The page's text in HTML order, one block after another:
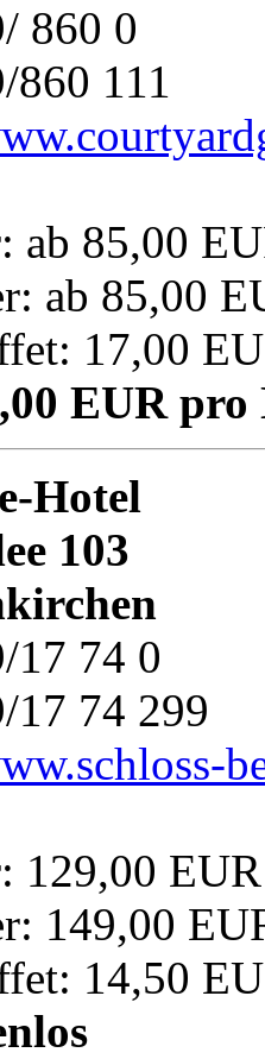
860 0
860 111
ab 85,00
ab 85,00
17,00
EUR pro
Hotel
103
17 74 0
17 74 299
129,00
149,00
14,50